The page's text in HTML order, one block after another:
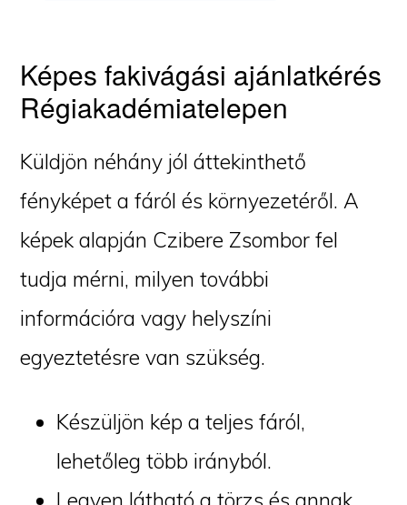
Képes fakivágási ajánlatkérés
Régiakadémiatelepen
Küldjön néhány jól áttekinthető
fényképet a fáról és környezetéről. A
képek alapján Czibere Zsombor fel
tudja mérni, milyen további
információra vagy helyszíni
egyeztetésre van szükség.
Készüljön kép a teljes fáról,
lehetőleg több irányból.
Legyen látható a törzs és annak